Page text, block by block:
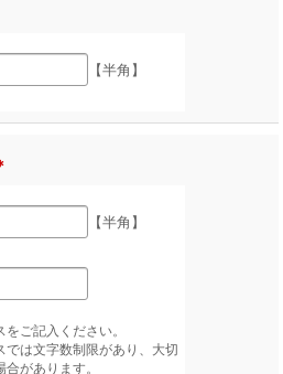
【半角】
【半角】
ご記入ください。
では文字数制限があり、大切
があります。